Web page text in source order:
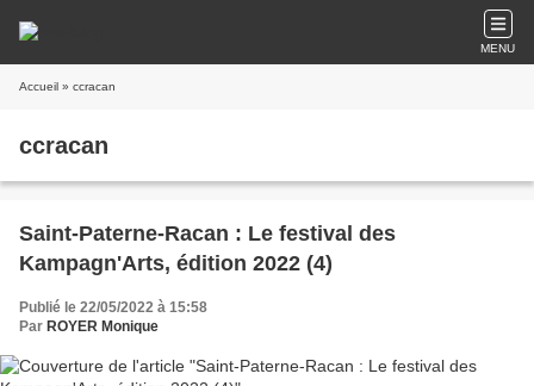
MENU
Accueil » ccracan
ccracan
Saint-Paterne-Racan : Le festival des
Kampagn'Arts, édition 2022 (4)
Publié le 22/05/2022 à 15:58
Par ROYER Monique